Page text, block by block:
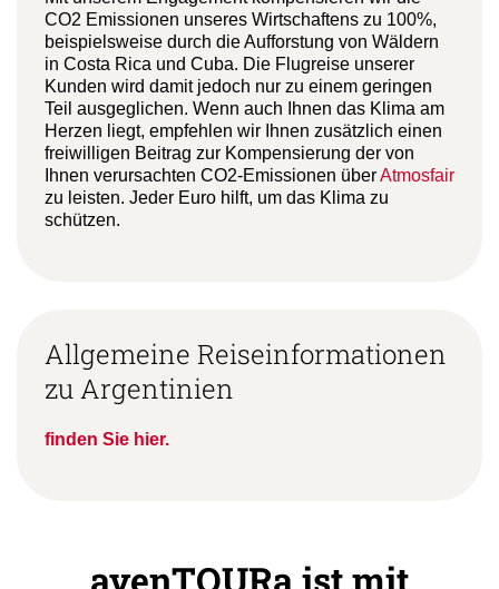
CO2 Emissionen unseres Wirtschaftens zu 100%,
beispielsweise durch die Aufforstung von Wäldern
in Costa Rica und Cuba. Die Flugreise unserer
Kunden wird damit jedoch nur zu einem geringen
Teil ausgeglichen. Wenn auch Ihnen das Klima am
Herzen liegt, empfehlen wir Ihnen zusätzlich einen
freiwilligen Beitrag zur Kompensierung der von
Ihnen verursachten CO2-Emissionen überAtmosfair
zu leisten. Jeder Euro hilft, um das Klima zu
schützen.
Allgemeine Reiseinformationen
zu Argentinien
finden Sie hier.